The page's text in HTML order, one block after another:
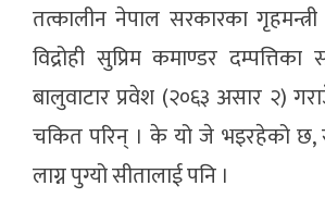
तत्कालीन नेपाल सरकारका
विद्रोही सुप्रिम कमाण्डर दम्पत्तिका
बालुवाटार प्रवेश (२०६३ असार २)
चकित परिन् । के यो जे भइरहेको छ,
लाग्न पुग्यो सीतालाई पनि ।